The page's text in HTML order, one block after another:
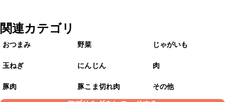
関連カテゴリ
おつまみ 野菜 じゃがいも
玉ねぎ にんじん 肉
豚肉 豚こま切れ肉
その他